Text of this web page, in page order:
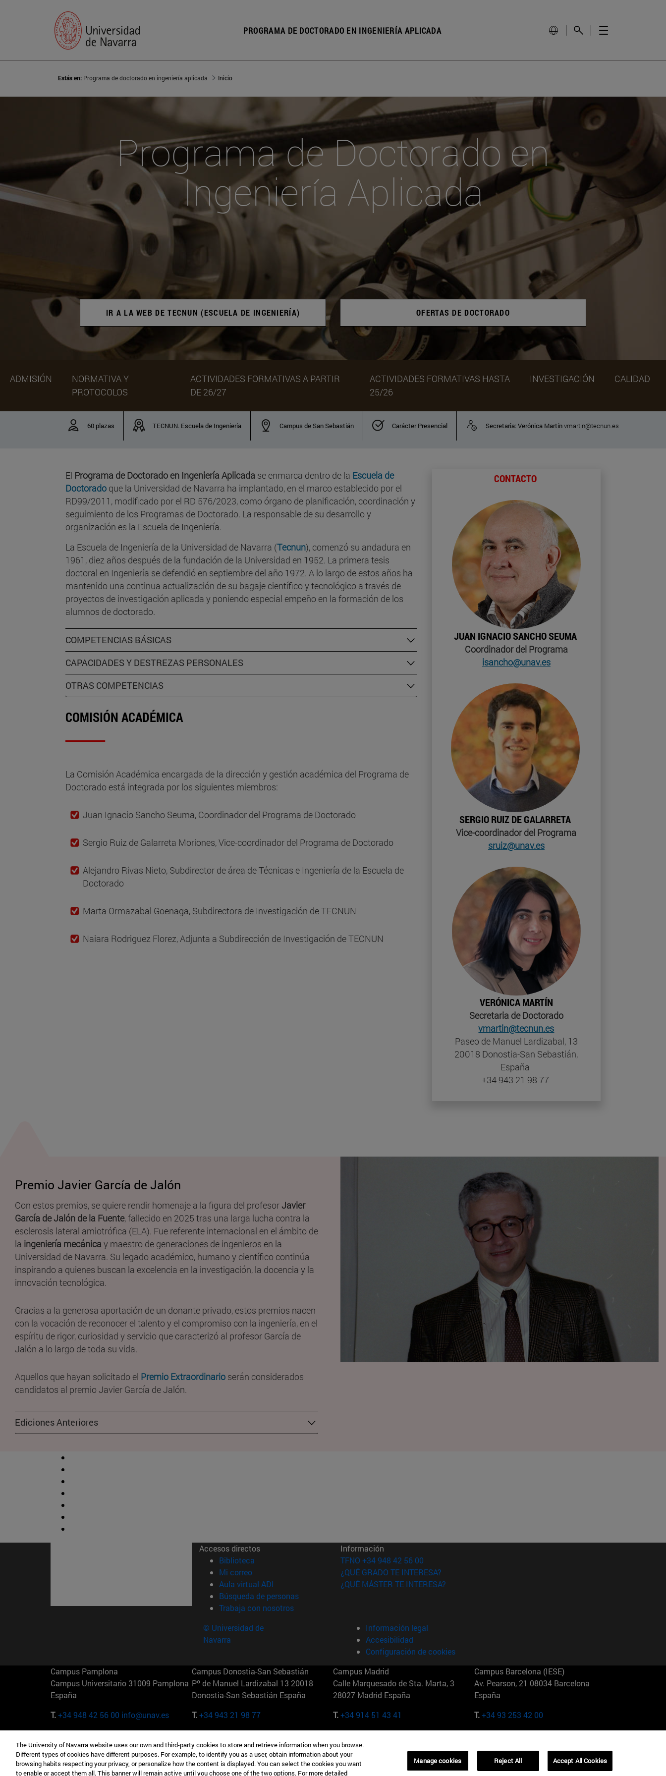
PROGRAMA DE DOCTORADO EN INGENIERÍA APLICADA
Estás en: Programa de doctorado en ingeniería aplicada Inicio
Programa de Doctorado en
Ingeniería Aplicada
IR A LA WEB DE TECNUN (ESCUELA DE INGENIERÍA) OFERTAS DE DOCTORADO
ADMISIÓN
NORMATIVA Y
PROTOCOLOS
ACTIVIDADES FORMATIVAS A PARTIR
DE 26/27
ACTIVIDADES FORMATIVAS HASTA
25/26
INVESTIGACIÓN CALIDAD
60 plazas TECNUN. Escuela de Ingeniería Campus de San Sebastián Carácter Presencial Secretaria: Verónica Martínvmartin@tecnun.es
El Programa de Doctorado en Ingeniería Aplicada se enmarca dentro de la Escuela de
Doctorado que la Universidad de Navarra ha implantado, en el marco establecido por el
RD99/2011, modificado por el RD 576/2023, como órgano de planificación, coordinación y
seguimiento de los Programas de Doctorado. La responsable de su desarrollo y
organización es la Escuela de Ingeniería.
La Escuela de Ingeniería de la Universidad de Navarra (Tecnun), comenzó su andadura en
1961, diez años después de la fundación de la Universidad en 1952. La primera tesis
doctoral en Ingeniería se defendió en septiembre del año 1972. A lo largo de estos años ha
mantenido una continua actualización de su bagaje científico y tecnológico a través de
proyectos de investigación aplicada y poniendo especial empeño en la formación de los
alumnos de doctorado.
COMPETENCIAS BÁSICAS
CAPACIDADES Y DESTREZAS PERSONALES
OTRAS COMPETENCIAS
COMISIÓN ACADÉMICA
La Comisión Académica encargada de la dirección y gestión académica del Programa de
Doctorado está integrada por los siguientes miembros:
Juan Ignacio Sancho Seuma, Coordinador del Programa de Doctorado
Sergio Ruiz de Galarreta Moriones, Vice-coordinador del Programa de Doctorado
Alejandro Rivas Nieto, Subdirector de área de Técnicas e Ingeniería de la Escuela de
Doctorado
Marta Ormazabal Goenaga, Subdirectora de Investigación de TECNUN
Naiara Rodriguez Florez, Adjunta a Subdirección de Investigación de TECNUN
CONTACTO
JUAN IGNACIO SANCHO SEUMA
Coordinador del Programa
isancho@unav.es
SERGIO RUIZ DE GALARRETA
Vice-coordinador del Programa
sruiz@unav.es
VERÓNICA MARTÍN
Secretaria de Doctorado
vmartin@tecnun.es
Paseo de Manuel Lardizabal, 13
20018 Donostia-San Sebastián,
España
+34 943 21 98 77
Premio Javier García de Jalón
Con estos premios, se quiere rendir homenaje a la figura del profesorJavier
García de Jalón de la Fuente, fallecido en 2025 tras una larga lucha contra la
esclerosis lateral amiotrófica (ELA). Fue referente internacional en el ámbito de
la ingeniería mecánica y maestro de generaciones de ingenieros en la
Universidad de Navarra. Su legado académico, humano y científico continúa
inspirando a quienes buscan la excelencia en la investigación, la docencia y la
innovación tecnológica.
Gracias a la generosa aportación de un donante privado, estos premios nacen
con la vocación de reconocer el talento y el compromiso con la ingeniería, en el
espíritu de rigor, curiosidad y servicio que caracterizó al profesor García de
Jalón a lo largo de toda su vida.
Aquellos que hayan solicitado el Premio Extraordinario serán considerados
candidatos al premio Javier García de Jalón.
Ediciones Anteriores
Accesos directos
Biblioteca (abre en nueva ventana)
Mi correo(abre en nueva ventana)
Aula virtual ADI (abre en nueva ventana)
Búsqueda de personas(abre en nueva ventana)
Trabaja con nosotros(abre en nueva ventana)
Información
TFNO +34 948 42 56 00
¿QUÉ GRADO TE INTERESA?
¿QUÉ MÁSTER TE INTERESA?
© Universidad de
Navarra
Información legal
Accesibilidad
Configuración de cookies
Campus Pamplona
Campus Universitario 31009 Pamplona
España
T.+34 948 42 56 00 info@unav.es
Campus Donostia-San Sebastián
Pº de Manuel Lardizabal 13 20018
Donostia-San Sebastián España
T.+34 943 21 98 77
Campus Madrid
Calle Marquesado de Sta. Marta, 3
28027 Madrid España
T.+34 914 51 43 41
Campus Barcelona (IESE)
Av. Pearson, 21 08034 Barcelona
España
T.+34 93 253 42 00
Camino del Cerro Águila 3 28023
Madrid España
165 W 57th St 10019-2201 Nueva York
EE.UU
Maria-Theresia-Straße 15 81675
Múnich Alemania
01321001 Bela Vista Brasil
The University of Navarra website uses our own and third-party cookies to store and retrieve information when you browse.
Different types of cookies have different purposes. For example, to identify you as a user, obtain information about your
browsing habits respecting your privacy, or personalize how the content is displayed. You can select the cookies you want
to enable or accept them all. This banner will remain active until you choose one of the two options. For more detailed
Manage cookies Reject All Accept All Cookies